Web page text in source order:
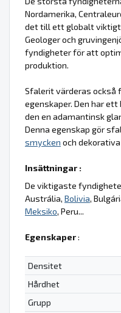
Nordamerika,
det till ett globalt viktigt
Geologer och
fyndigheter för att
produktion.
Sfalerit värderas också
egenskaper. Den har
den en adamantinsk
Denna egenskap gör
smycken och
Insättningar :
De viktigaste
Austrália, Bolivia,
Meksiko, Peru...
Egenskaper:
Densitet
Hårdhet
Grupp